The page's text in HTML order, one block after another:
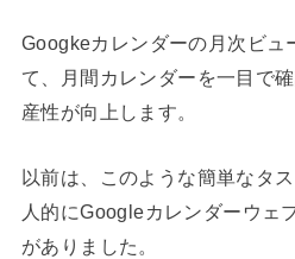
Googkeカレンダーの月次ビュ
て、月間カレンダーを一目で
産性が向上します。
以前は、このような簡単なタ
人的にGoogleカレンダーウェ
がありました。